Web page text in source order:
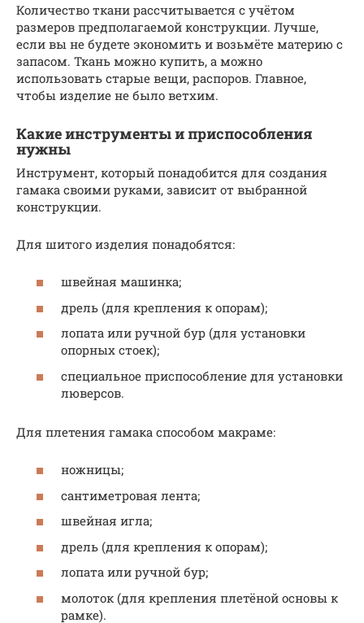
Количество ткани рассчитывается с учётом
размеров предполагаемой конструкции. Лучше,
если вы не будете экономить и возьмёте материю с
запасом. Ткань можно купить, а можно
использовать старые вещи, распоров. Главное,
чтобы изделие не было ветхим.
Какие инструменты и приспособления
нужны
Инструмент, который понадобится для создания
гамака своими руками, зависит от выбранной
конструкции.
Для шитого изделия понадобятся:
швейная машинка;
дрель (для крепления к опорам);
лопата или ручной бур (для установки
опорных стоек);
специальное приспособление для установки
люверсов.
Для плетения гамака способом макраме:
ножницы;
сантиметровая лента;
швейная игла;
дрель (для крепления к опорам);
лопата или ручной бур;
молоток (для крепления плетёной основы к
рамке).